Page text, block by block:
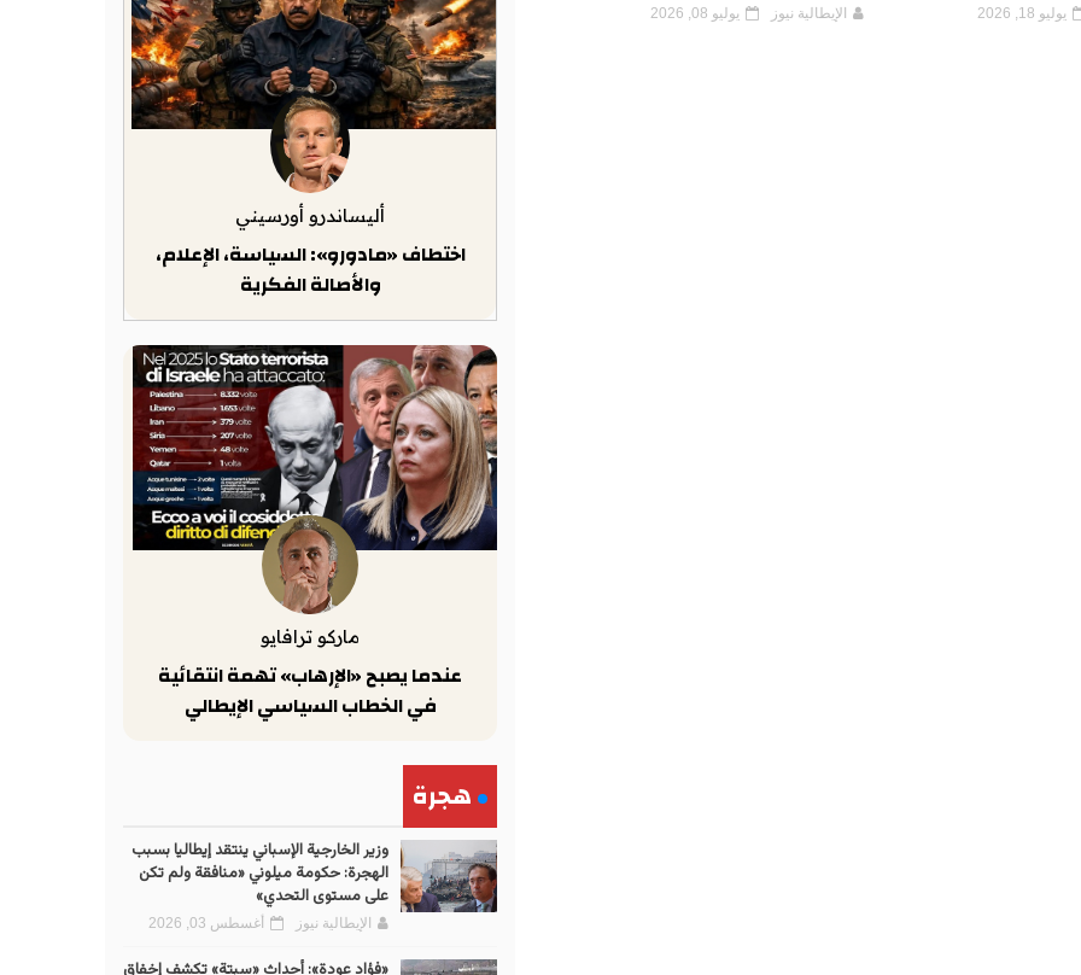
يوليو 18, 2026 الإيطالية نيوز يوليو 08, 2026
أليساندرو أورسيني
اختطاف «مادورو»: السياسة، الإعلام،
والأصالة الفكرية
ماركو ترافايو
عندما يصبح «الإرهاب» تهمة انتقائية
في الخطاب السياسي الإيطالي
هجرة
وزير الخارجية الإسباني ينتقد إيطاليا بسبب
الهجرة: حكومة ميلوني «منافقة ولم تكن
على مستوى التحدي»
الإيطالية نيوز أغسطس 03, 2026
«فؤاد عودة»: أحداث «سبتة» تكشف إخفاق